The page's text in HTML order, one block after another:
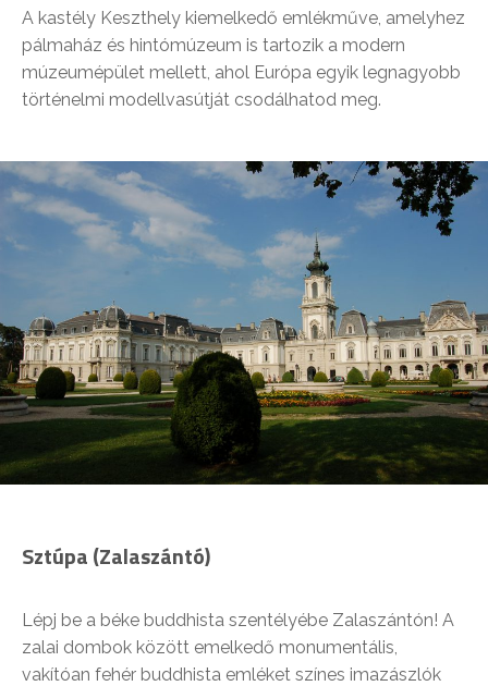
A kastély Keszthely kiemelkedő emlékműve, amelyhez
pálmaház és hintómúzeum is tartozik a modern
múzeumépület mellett, ahol Európa egyik legnagyobb
történelmi modellvasútját csodálhatod meg.
Sztúpa (Zalaszántó)
Lépj be a béke buddhista szentélyébe Zalaszántón! A
zalai dombok között emelkedő monumentális,
vakítóan fehér buddhista emléket színes imazászlók